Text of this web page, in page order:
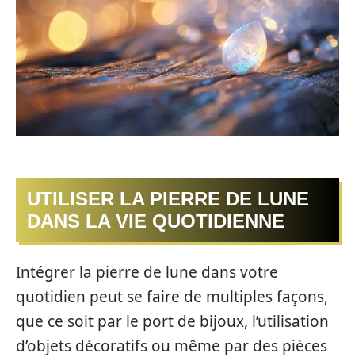
UTILISER LA PIERRE DE LUNE
DANS LA VIE QUOTIDIENNE
Intégrer la pierre de lune dans votre
quotidien peut se faire de multiples façons,
que ce soit par le port de bijoux, l’utilisation
d’objets décoratifs ou même par des pièces